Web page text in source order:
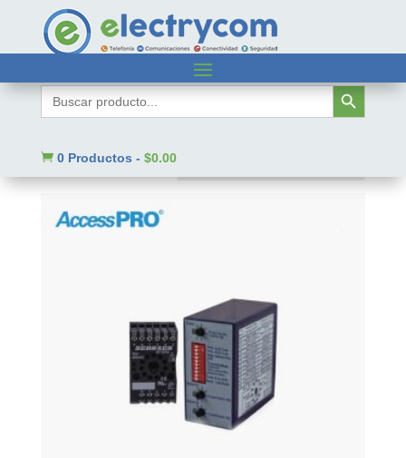
Buscar: Botón de búsqueda
 0 Productos - $0.00
/ Código SAT del producto / 43191516
43191516